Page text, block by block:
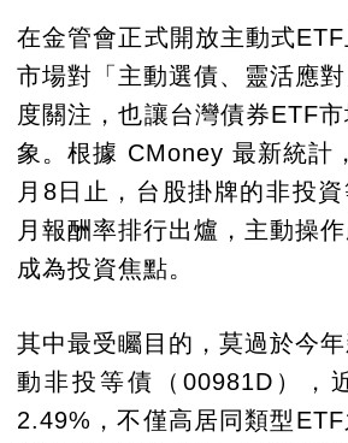
在金管會正式開放主動式ETF
市場對「主動選債、靈活應
度關注，也讓台灣債券ETF
象。根據 CMoney 最新統計
月8日止，台股掛牌的非投
月報酬率排行出爐，主動操
成為投資焦點。
其中最受矚目的，莫過於今
動非投等債（00981D），
2.49%，不僅高居同類型